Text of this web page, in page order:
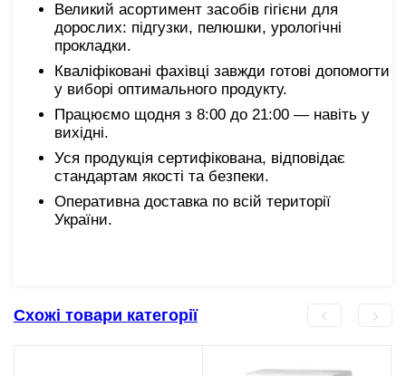
Великий асортимент засобів гігієни для
дорослих: підгузки, пелюшки, урологічні
прокладки.
Кваліфіковані фахівці завжди готові допомогти
у виборі оптимального продукту.
Працюємо щодня з 8:00 до 21:00 — навіть у
вихідні.
Уся продукція сертифікована, відповідає
стандартам якості та безпеки.
Оперативна доставка по всій території
України.
Схожі товари категорії